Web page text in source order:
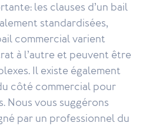
les clauses d’un bail
standardisées,
commercial varient
à l’autre et peuvent être
Il existe également
côté commercial pour
Nous vous suggérons
par un professionnel du